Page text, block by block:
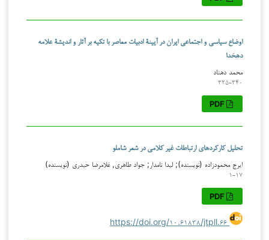
اوضاع سیاسی و اجتماعی ایران در آیینۀ ادبیات معاصر با تکیه بر آثار و اندیشۀ علامه
دهخدا
محمد دهناد
۳۲۵-۳۴۰
تحلیل کارکردهای ارتباطات غیر کلامی در شعر شاملو
ایرج محمودزاده (نویسنده); لیدا نامدار; جواد طاهری, غلامرضا حیدری (نویسنده)
۱-۱۷
https://doi.org/۱۰.۶۱۸۳۸/jtpll.۶۶